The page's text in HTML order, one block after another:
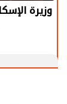
وزيرة